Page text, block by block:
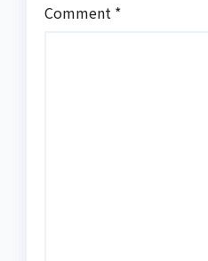
Comment *